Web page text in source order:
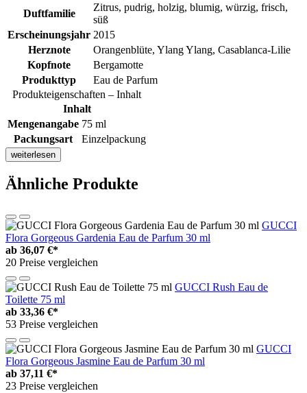
Duftfamilie
Zitrus, pudrig, holzig, blumig, würzig, frisch,
süß
Erscheinungsjahr 2015
Herznote
Orangenblüte, Ylang Ylang, Casablanca-Lilie
Kopfnote
Bergamotte
Produkttyp
Eau de Parfum
Produkteigenschaften – Inhalt
Inhalt
Mengenangabe 75 ml
Packungsart
Einzelpackung
weiterlesen
Ähnliche Produkte
GUCCI
Flora Gorgeous Gardenia Eau de Parfum 30 ml
ab 36,07 €*
20 Preise vergleichen
GUCCI Rush Eau de
Toilette 75 ml
ab 33,36 €*
53 Preise vergleichen
GUCCI
Flora Gorgeous Jasmine Eau de Parfum 30 ml
ab 37,11 €*
23 Preise vergleichen